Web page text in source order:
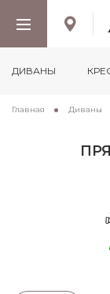
ДИВАНЫ
Главная Диваны